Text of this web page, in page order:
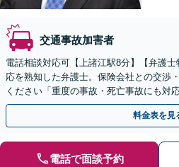
交通事故加害者
電話相談対応可【上諸江駅8分】【弁護
応を熟知した弁護士。保険会社との交渉
ください「重度の事故・死亡事故にも対
談者さまに寄り添い、誠心誠意対応しま
料金表を見
電話で面談予約